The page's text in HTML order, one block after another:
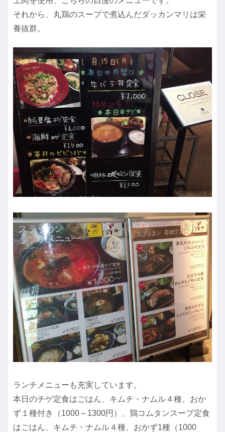
それから、丸鶏のスープで煮込んだダッカンマリは栄
養抜群。
ランチメニューも充実しています。
本日のチゲ定食はごはん、キムチ・ナムル４種、おか
ず１種付き（1000～1300円）、鶏コムタンスープ定食
はごはん、キムチ・ナムル４種、おかず1種（1000